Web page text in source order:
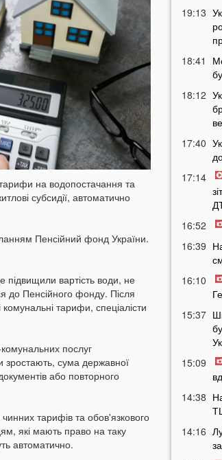
на водопостачання та
субсидії, автоматично
Пенсійний фонд України.
вартість води, не
до Пенсійного фонду. Після
тарифи, спеціалісти
послуг
зростають, сума державної
або повторного
тарифів та обов'язкового
які мають право на таку
автоматично.
19:13
18:41
18:12
17:40
17:14
16:52
16:39
16:10
15:37
15:09
14:38
14:16